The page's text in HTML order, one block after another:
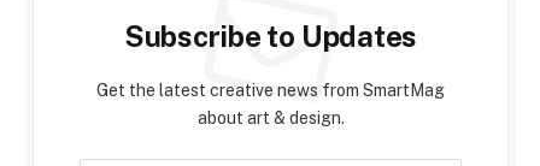
Subscribe to Updates
Get the latest creative news from SmartMag
about art & design.